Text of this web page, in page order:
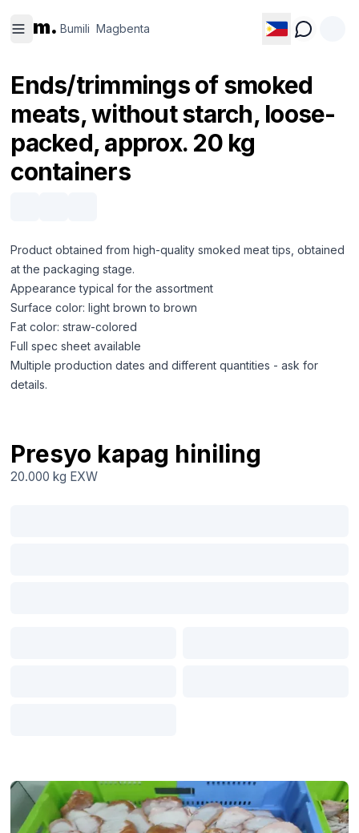
m. Bumili Magbenta
Ends/trimmings of smoked
meats, without starch, loose-
packed, approx. 20 kg
containers
Product obtained from high-quality smoked meat tips, obtained
at the packaging stage.
Appearance typical for the assortment
Surface color: light brown to brown
Fat color: straw-colored
Full spec sheet available
Multiple production dates and different quantities - ask for
details.
Presyo kapag hiniling
20.000 kg EXW